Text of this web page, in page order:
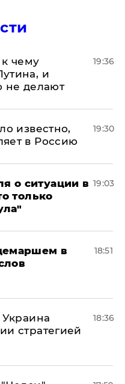
к чему
и
не делают
19:36
известно,
в Россию
19:30
о ситуации в
только
19:03
в
18:51
Украина
стратегией
18:36